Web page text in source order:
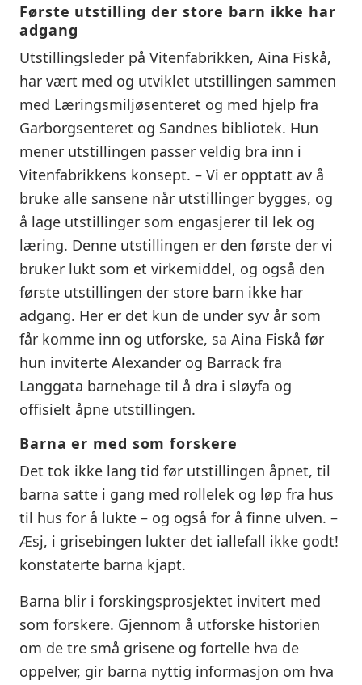
Første utstilling der store barn ikke har
adgang
Utstillingsleder på Vitenfabrikken, Aina Fiskå,
har vært med og utviklet utstillingen sammen
med Læringsmiljøsenteret og med hjelp fra
Garborgsenteret og Sandnes bibliotek. Hun
mener utstillingen passer veldig bra inn i
Vitenfabrikkens konsept. – Vi er opptatt av å
bruke alle sansene når utstillinger bygges, og
å lage utstillinger som engasjerer til lek og
læring. Denne utstillingen er den første der vi
bruker lukt som et virkemiddel, og også den
første utstillingen der store barn ikke har
adgang. Her er det kun de under syv år som
får komme inn og utforske, sa Aina Fiskå før
hun inviterte Alexander og Barrack fra
Langgata barnehage til å dra i sløyfa og
offisielt åpne utstillingen.
Barna er med som forskere
Det tok ikke lang tid før utstillingen åpnet, til
barna satte i gang med rollelek og løp fra hus
til hus for å lukte – og også for å finne ulven. –
Æsj, i grisebingen lukter det iallefall ikke godt!
konstaterte barna kjapt.
Barna blir i forskingsprosjektet invitert med
som forskere. Gjennom å utforske historien
om de tre små grisene og fortelle hva de
oppelver, gir barna nyttig informasjon om hva